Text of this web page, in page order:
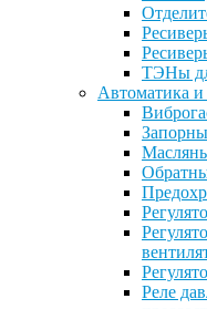
ТЭНы
Автоматика и
Реле